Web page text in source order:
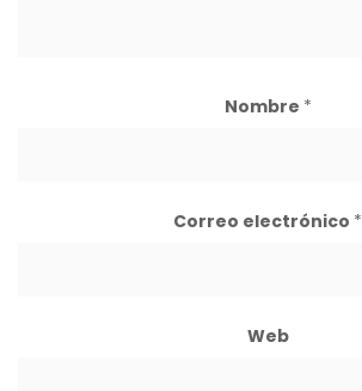
Nombre *
Correo electrónico *
Web